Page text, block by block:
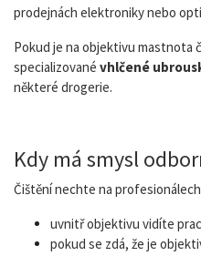
prodejnách elektroniky nebo
Pokud je na objektivu mastnota
specializované vhlčené
některé drogerie.
Kdy má smysl
Čištění nechte na
uvnitř objektivu vidíte
pokud se zdá, že je